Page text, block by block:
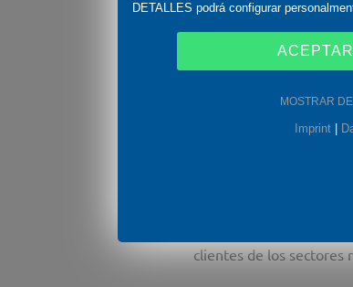
Los clientes necesitan
mercados y las
certificadora
auditorías con gran
examen de forma
Solo se puede
de calidad. Los
éxitos en la
especializado,
clientes de los sectores
DETALLES podrá configurar
MOSTRAR
Imprint